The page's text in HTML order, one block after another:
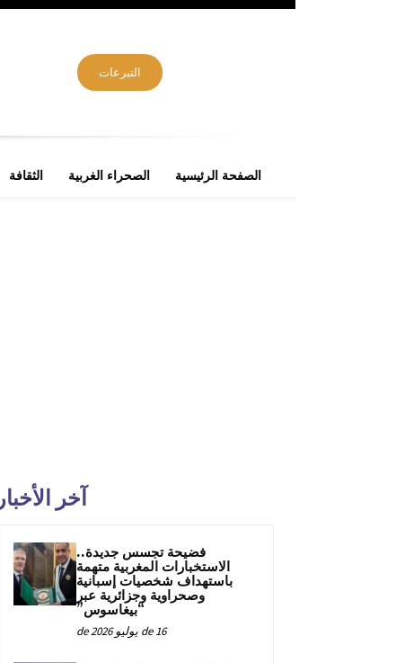
التبرعات
الصفحة الرئيسية الصحراء الغربية الثقافة
آخر الأخبار
فضيحة تجسس جديدة..
الاستخبارات المغربية متهمة
باستهداف شخصيات إسبانية
وصحراوية وجزائرية عبر
“بيغاسوس”
16 de يوليو de 2026